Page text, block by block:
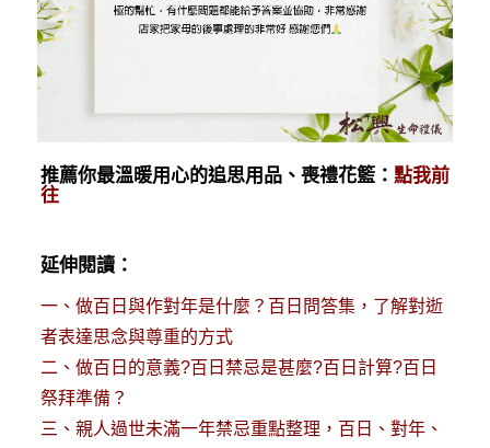
推薦你最溫暖用心的追思用品、喪禮花籃： 點我前
往
延伸閱讀：
一、 做百日與作對年是什麼？百日問答集，了解對逝
者表達思念與尊重的方式
二、 做百日的意義?百日禁忌是甚麼?百日計算?百日
祭拜準備？
三、 親人過世未滿一年禁忌重點整理，百日、對年、